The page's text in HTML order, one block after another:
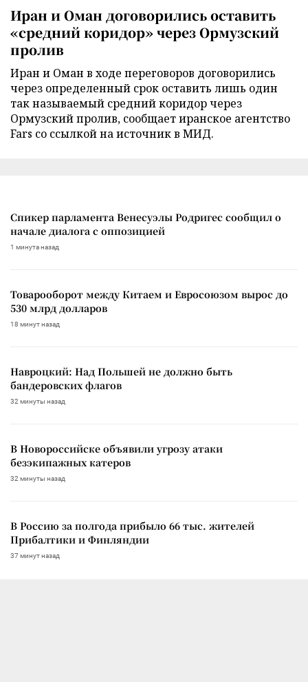
Иран и Оман договорились оставить
«средний коридор» через Ормузский
пролив
Иран и Оман в ходе переговоров договорились
через определенный срок оставить лишь один
так называемый средний коридор через
Ормузский пролив, сообщает иранское агентство
Fars со ссылкой на источник в МИД.
Спикер парламента Венесуэлы Родригес сообщил о
начале диалога с оппозицией
1 минута назад
Товарооборот между Китаем и Евросоюзом вырос до
530 млрд долларов
18 минут назад
Навроцкий: Над Польшей не должно быть
бандеровских флагов
32 минуты назад
В Новороссийске объявили угрозу атаки
безэкипажных катеров
32 минуты назад
В Россию за полгода прибыло 66 тыс. жителей
Прибалтики и Финляндии
37 минут назад